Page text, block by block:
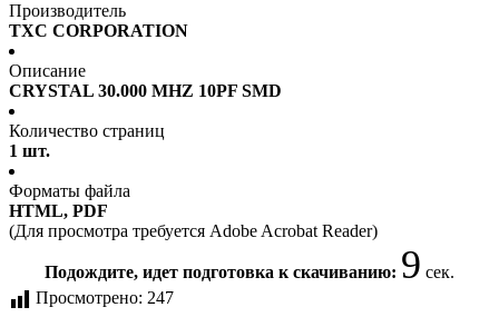
Производитель
TXC CORPORATION
Описание
CRYSTAL 30.000 MHZ 10PF SMD
Количество страниц
1 шт.
Форматы файла
HTML, PDF
(Для просмотра требуется Adobe Acrobat Reader)
Подождите, идет подготовка к скачиванию: 9 сек.
Просмотрено: 247